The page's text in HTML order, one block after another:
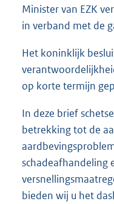
Minister van EZK
in verband met de
Het koninklijk
op korte termijn
In deze brief
betrekking tot de
schadeafhandeling
bieden wij u het